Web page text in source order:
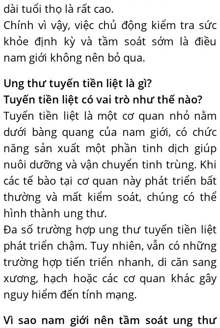
dài tuổi thọ là rất cao.
Chính vì vậy, việc chủ động kiểm tra sức
khỏe định kỳ và tầm soát sớm là điều
nam giới không nên bỏ qua.
Ung thư tuyến tiền liệt là gì?
Tuyến tiền liệt có vai trò như thế nào?
Tuyến tiền liệt là một cơ quan nhỏ nằm
dưới bàng quang của nam giới, có chức
năng sản xuất một phần tinh dịch giúp
nuôi dưỡng và vận chuyển tinh trùng. Khi
các tế bào tại cơ quan này phát triển bất
thường và mất kiểm soát, chúng có thể
hình thành ung thư.
Đa số trường hợp ung thư tuyến tiền liệt
phát triển chậm. Tuy nhiên, vẫn có những
trường hợp tiến triển nhanh, di căn sang
xương, hạch hoặc các cơ quan khác gây
nguy hiểm đến tính mạng.
Vì sao nam giới nên tầm soát ung thư